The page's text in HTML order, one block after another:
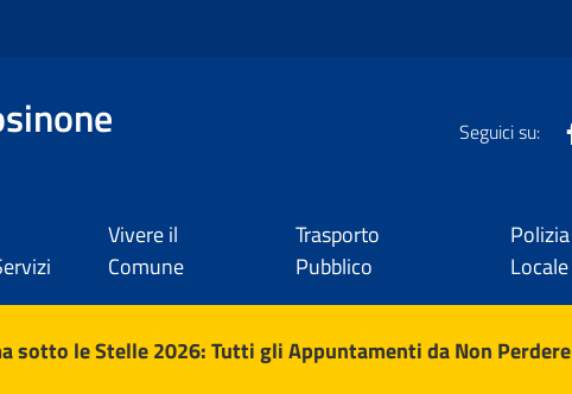
Seguici su:
Vivere il
Comune
Trasporto
Pubblico
Polizia
Locale
sotto le Stelle 2026: Tutti gli Appuntamenti da Non Perdere